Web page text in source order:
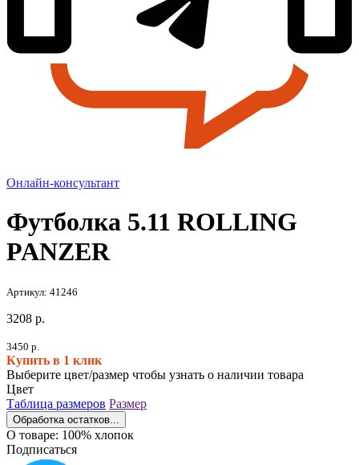
Онлайн-консультант
Футболка 5.11 ROLLING
PANZER
Артикул: 41246
3208 р.
3450 р.
Купить в 1 клик
Выберите цвет/размер чтобы узнать о наличии товара
Цвет
Таблица размеров Размер
Обработка остатков...
О товаре: 100% хлопок
Подписаться